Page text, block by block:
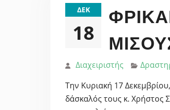
ΔΕΚ
18
Διαχειριστής
Την Κυριακή 17
δάσκαλός τους κ. Χρήστος